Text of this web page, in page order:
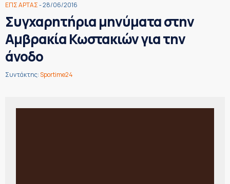
ΕΠΣ ΑΡΤΑΣ- 28/06/2016
Συγχαρητήρια μηνύματα στην
Αμβρακία Κωστακιών για την
άνοδο
Συντάκτης:Sportime24